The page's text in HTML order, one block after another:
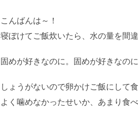
こんばんは～！
寝ぼけてご飯炊いたら、水の量を間
固めが好きなのに。固めが好きなのに
しょうがないので卵かけご飯にして
よく噛めなかったせいか、あまり食